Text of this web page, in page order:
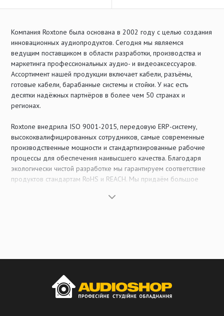
Компания Roxtone была основана в 2002 году с целью создания
инновационных аудиопродуктов. Сегодня мы являемся
ведущим поставщиком в области разработки, производства и
маркетинга профессиональных аудио- и видеоаксессуаров.
Ассортимент нашей продукции включает кабели, разъёмы,
готовые кабели, барабанные системы и стойки. У нас есть
десятки надёжных партнёров в более чем 50 странах и
регионах.
Roxtone внедрила ISO 9001-2015, передовую ERP-систему,
высококвалифицированных сотрудников, самые современные
производственные мощности и стандартизированные рабочие
процессы для обеспечения наивысшего качества. Благодаря
экологически чистой разработке мы гарантируем соответствие
продуктов стандартам RoHS и REACH. Мы придаём большое
имеем множество выданных патентов и последовательно
Быть всемирно известным брендом в сфере профессиональных